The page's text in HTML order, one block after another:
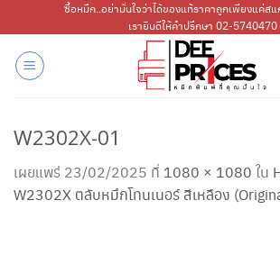
ไป
เนื้อหา
ซื้อหมึก..อย่ามั่นใจว่าได้ของแท้ราคาถูกเพียงแค่ส
เรายินดีให้คำปรึกษา 02-5740470
W2302X-01
เผยแพร่ 23/02/2025 ที่ 1080 × 1080 ใน
W2302X ตลับหมึกโทนเนอร์ สีเหลือง